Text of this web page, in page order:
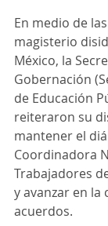
En medio de
magisterio
México, la
Gobernación
de Educación
reiteraron su
mantener el
Coordinadora
Trabajadores
y avanzar en
acuerdos.